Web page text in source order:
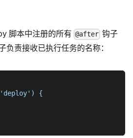
脚本中注册的所有 @after 钩子
负责接收已执行任务的名称：
{